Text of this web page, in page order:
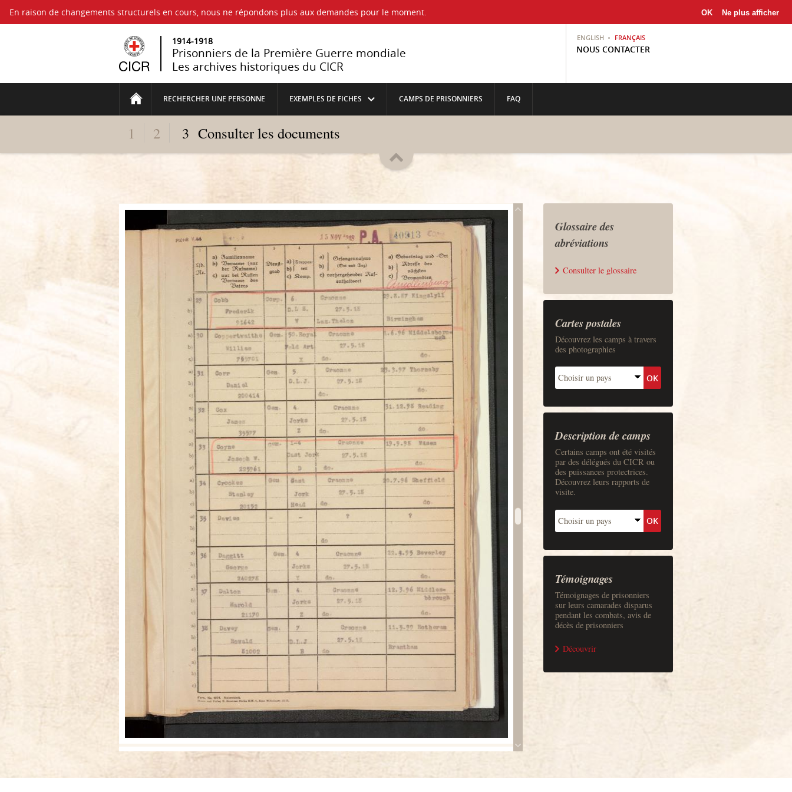
En raison de changements structurels en cours, nous ne répondons plus aux demandes pour le moment. OK Ne plus afficher
1914-1918
Prisonniers de la Première Guerre mondiale
Les archives historiques du CICR
ENGLISH FRANÇAIS
NOUS CONTACTER
RECHERCHER UNE PERSONNE EXEMPLES DE FICHES CAMPS DE PRISONNIERS FAQ
1 2 3 Consulter les documents
Glossaire des
abréviations
Consulter le glossaire
Cartes postales
Découvrez les camps à travers
des photographies
Description de camps
Certains camps ont été visités
par des délégués du CICR ou
des puissances protectrices.
Découvrez leurs rapports de
visite.
Témoignages
Témoignages de prisonniers
sur leurs camarades disparus
pendant les combats, avis de
décès de prisonniers
Découvrir